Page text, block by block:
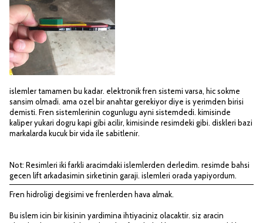
islemler tamamen bu kadar. elektronik fren sistemi varsa, hic sokme
sansim olmadi. ama ozel bir anahtar gerekiyor diye is yerimden birisi
demisti. Fren sistemlerinin cogunlugu ayni sistemdedi. kimisinde
kaliper yukari dogru kapi gibi acilir, kimisinde resimdeki gibi. diskleri bazi
markalarda kucuk bir vida ile sabitlenir.
Not: Resimleri iki farkli aracimdaki islemlerden derledim. resimde bahsi
gecen lift arkadasimin sirketinin garaji. islemleri orada yapiyordum.
Fren hidroligi degisimi ve frenlerden hava almak.
Bu islem icin bir kisinin yardimina ihtiyaciniz olacaktir. siz aracin